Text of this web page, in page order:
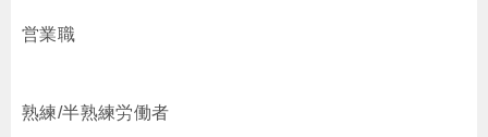
営業職
熟練/半熟練労働者